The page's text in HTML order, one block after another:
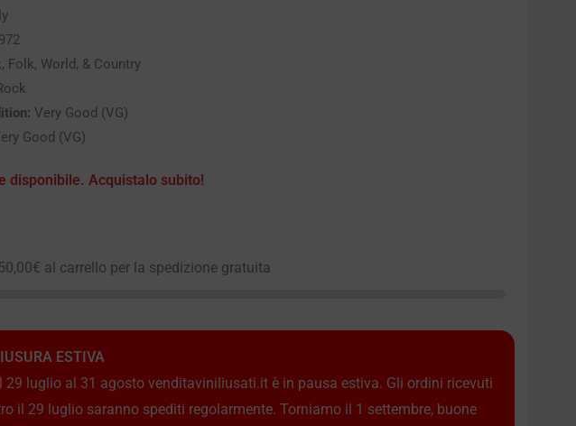
Folk, World, & Country
Very Good (VG)
Good (VG)
disponibile. Acquistalo subito!
€ al carrello per la spedizione gratuita
ESTIVA
29 luglio al 31 agosto venditaviniliusati.it è in pausa estiva. Gli ordini ricevuti
il 29 luglio saranno spediti regolarmente. Torniamo il 1 settembre, buone